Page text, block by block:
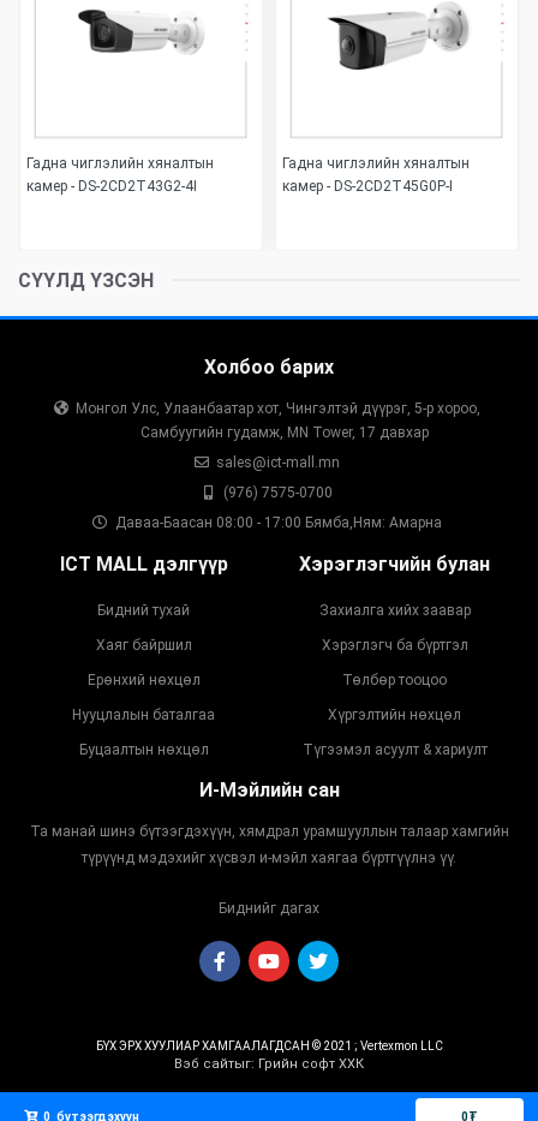
Гадна чиглэлийн хяналтын
камер - DS-2CD2T43G2-4I
Гадна чиглэлийн хяналтын
камер - DS-2CD2T45G0P-I
СҮҮЛД ҮЗСЭН
Холбоо барих
Монгол Улс, Улаанбаатар хот, Чингэлтэй дүүрэг, 5-р хороо,
Самбуугийн гудамж, MN Tower, 17 давхар
sales@ict-mall.mn
(976) 7575-0700
Даваа-Баасан 08:00 - 17:00 Бямба,Ням: Амарна
ICT MALL дэлгүүр
Бидний тухай
Хаяг байршил
Ерөнхий нөхцөл
Нууцлалын баталгаа
Буцаалтын нөхцөл
Хэрэглэгчийн булан
Захиалга хийх заавар
Хэрэглэгч ба бүртгэл
Төлбөр тооцоо
Хүргэлтийн нөхцөл
Түгээмэл асуулт & хариулт
И-Мэйлийн сан
Та манай шинэ бүтээгдэхүүн, хямдрал урамшууллын талаар хамгийн
түрүүнд мэдэхийг хүсвэл и-мэйл хаягаа бүртгүүлнэ үү.
Биднийг дагах
БҮХ ЭРХ ХУУЛИАР ХАМГААЛАГДСАН © 2021 ; Vertexmon LLC
Вэб сайтыг: Грийн софт ХХК
0 бүтээгдэхүүн 0₮